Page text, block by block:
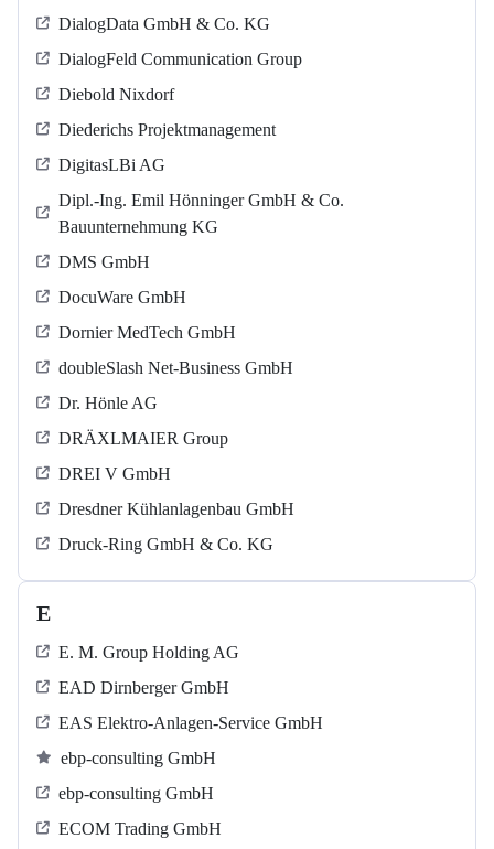
DialogData GmbH & Co. KG
DialogFeld Communication Group
Diebold Nixdorf
Diederichs Projektmanagement
DigitasLBi AG
Dipl.-Ing. Emil Hönninger GmbH & Co.
Bauunternehmung KG
DMS GmbH
DocuWare GmbH
Dornier MedTech GmbH
doubleSlash Net-Business GmbH
Dr. Hönle AG
DRÄXLMAIER Group
DREI V GmbH
Dresdner Kühlanlagenbau GmbH
Druck-Ring GmbH & Co. KG
E
E. M. Group Holding AG
EAD Dirnberger GmbH
EAS Elektro-Anlagen-Service GmbH
ebp-consulting GmbH
ebp-consulting GmbH
ECOM Trading GmbH